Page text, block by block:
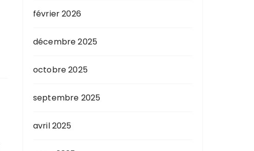
février 2026
décembre 2025
octobre 2025
septembre 2025
avril 2025